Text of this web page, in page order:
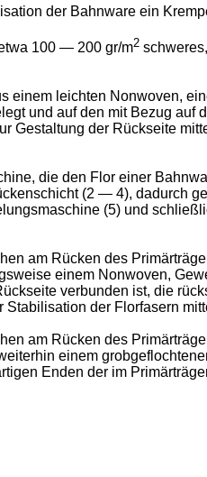
der Bahnware ein
100 ― 200 gr/m2
einem leichten Nonwoven,
und auf den mit Bezug auf
Gestaltung der Rückseite
die den Flor einer
(2 ― 4), dadurch
(5) und
am Rücken des
einem Nonwoven,
verbunden ist, die
der Florfasern
am Rücken des
einem
Enden der im